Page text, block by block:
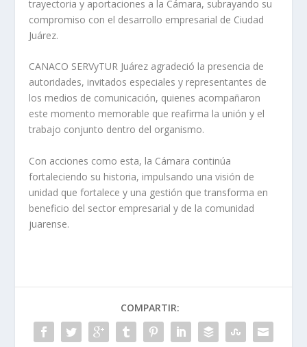
trayectoria y aportaciones a la Cámara, subrayando su
compromiso con el desarrollo empresarial de Ciudad
Juárez.
CANACO SERVyTUR Juárez agradeció la presencia de
autoridades, invitados especiales y representantes de
los medios de comunicación, quienes acompañaron
este momento memorable que reafirma la unión y el
trabajo conjunto dentro del organismo.
Con acciones como esta, la Cámara continúa
fortaleciendo su historia, impulsando una visión de
unidad que fortalece y una gestión que transforma en
beneficio del sector empresarial y de la comunidad
juarense.
COMPARTIR: